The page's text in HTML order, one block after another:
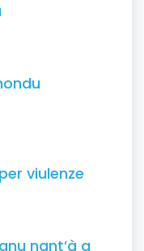
viulenze
nant’à a